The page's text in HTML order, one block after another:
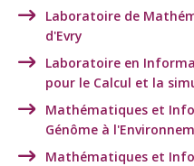
Laboratoire de
d'Evry
Laboratoire en
pour le Calcul et la
Mathématiques et
Génôme à
Mathématiques et